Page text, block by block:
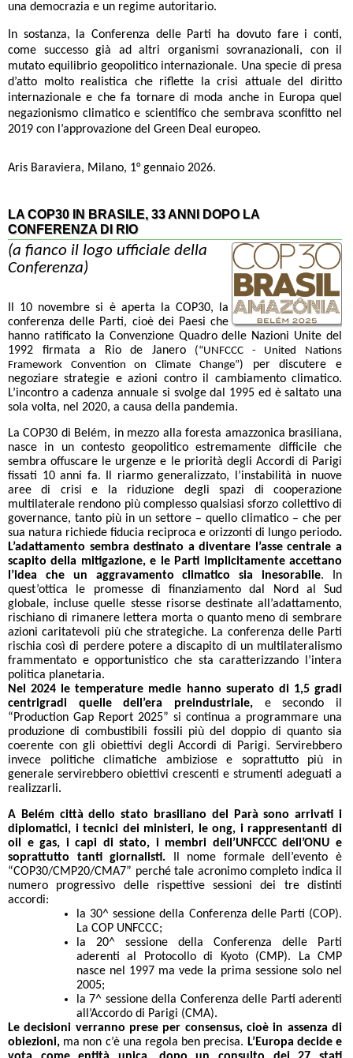
una democrazia e un regime autoritario.
In sostanza, la Conferenza delle Parti ha dovuto fare i conti,
come successo già ad altri organismi sovranazionali, con il
mutato equilibrio geopolitico internazionale. Una specie di presa
d’atto molto realistica che riflette la crisi attuale del diritto
internazionale e che fa tornare di moda anche in Europa quel
negazionismo climatico e scientifico che sembrava sconfitto nel
2019 con l’approvazione del Green Deal europeo.
Aris Baraviera, Milano, 1° gennaio 2026.
LA COP30 IN BRASILE, 33 ANNI DOPO LA
CONFERENZA DI RIO
(a fianco il logo ufficiale della
Conferenza)
Il 10 novembre si è aperta la COP30, la
conferenza delle Parti, cioè dei Paesi che
hanno ratificato la Convenzione Quadro delle Nazioni Unite del
1992 firmata a Rio de Janero (“UNFCCC - United Nations
Framework Convention on Climate Change”) per discutere e
negoziare strategie e azioni contro il cambiamento climatico.
L’incontro a cadenza annuale si svolge dal 1995 ed è saltato una
sola volta, nel 2020, a causa della pandemia.
La COP30 di Belém, in mezzo alla foresta amazzonica brasiliana,
nasce in un contesto geopolitico estremamente difficile che
sembra offuscare le urgenze e le priorità degli Accordi di Parigi
fissati 10 anni fa. Il riarmo generalizzato, l’instabilità in nuove
aree di crisi e la riduzione degli spazi di cooperazione
multilaterale rendono più complesso qualsiasi sforzo collettivo di
governance, tanto più in un settore – quello climatico – che per
sua natura richiede fiducia reciproca e orizzonti di lungo periodo.
L’adattamento sembra destinato a diventare l’asse centrale a
scapito della mitigazione, e le Parti implicitamente accettano
l’idea che un aggravamento climatico sia inesorabile. In
quest’ottica le promesse di finanziamento dal Nord al Sud
globale, incluse quelle stesse risorse destinate all’adattamento,
rischiano di rimanere lettera morta o quanto meno di sembrare
azioni caritatevoli più che strategiche. La conferenza delle Parti
rischia così di perdere potere a discapito di un multilateralismo
frammentato e opportunistico che sta caratterizzando l’intera
politica planetaria.
Nel 2024 le temperature medie hanno superato di 1,5 gradi
centrigradi quelle dell’era preindustriale, e secondo il
“Production Gap Report 2025” si continua a programmare una
produzione di combustibili fossili più del doppio di quanto sia
coerente con gli obiettivi degli Accordi di Parigi. Servirebbero
invece politiche climatiche ambiziose e soprattutto più in
generale servirebbero obiettivi crescenti e strumenti adeguati a
realizzarli.
A Belém città dello stato brasiliano del Parà sono arrivati i
diplomatici, i tecnici dei ministeri, le ong, i rappresentanti di
oil e gas, i capi di stato, i membri dell’UNFCCC dell’ONU e
soprattutto tanti giornalisti. Il nome formale dell’evento è
“COP30/CMP20/CMA7” perché tale acronimo completo indica il
numero progressivo delle rispettive sessioni dei tre distinti
accordi:
la 30^ sessione della Conferenza delle Parti (COP).
La COP UNFCCC;
la 20^ sessione della Conferenza delle Parti
aderenti al Protocollo di Kyoto (CMP). La CMP
nasce nel 1997 ma vede la prima sessione solo nel
2005;
la 7^ sessione della Conferenza delle Parti aderenti
all’Accordo di Parigi (CMA).
Le decisioni verranno prese per consensus, cioè in assenza di
obiezioni, ma non c’è una regola ben precisa. L’Europa decide e